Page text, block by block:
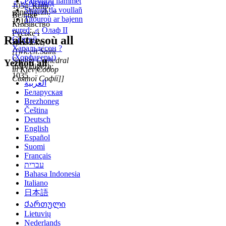
1054, Київ,
Велике
Князівство
Руське і
Київське,
[[wk:en:Saint
Sophia Cathedral
in Kiev|Собор
Святої Софії]]
♀ w Астрид
ganedigezh: ~
1010
eured:♂ Олаф II
Святой
Харальдссон ?
(Хорфагеры)
marvidigezh:
1035
Stumm da voullañ
Titouroù ar bajenn
Raktresoù all
Yezhoù all
العربية
Беларуская
Brezhoneg
Čeština
Deutsch
English
Español
Suomi
Français
עברית
Bahasa Indonesia
Italiano
日本語
Ქართული
Lietuvių
Nederlands